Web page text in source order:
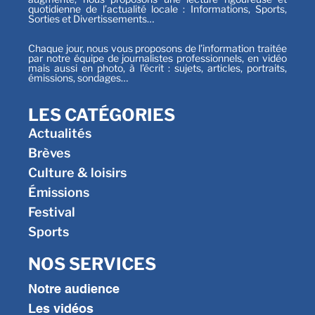
quotidienne de l’actualité locale : Informations, Sports,
Sorties et Divertissements…
Chaque jour, nous vous proposons de l’information traitée
par notre équipe de journalistes professionnels, en vidéo
mais aussi en photo, à l’écrit : sujets, articles, portraits,
émissions, sondages…
LES CATÉGORIES
Actualités
Brèves
Culture & loisirs
Émissions
Festival
Sports
NOS SERVICES
Notre audience
Les vidéos